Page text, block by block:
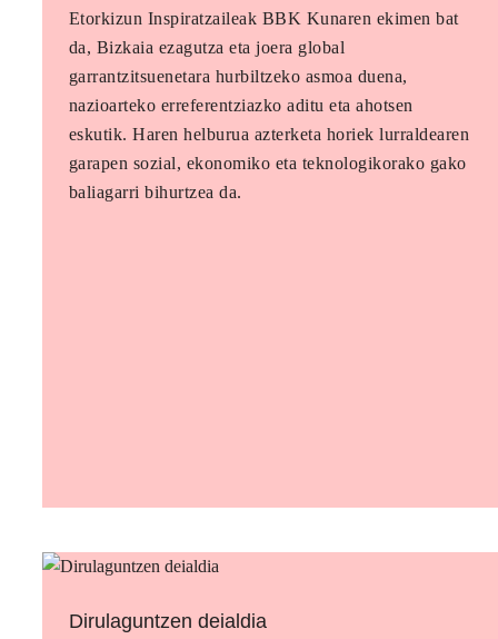
Etorkizun Inspiratzaileak BBK Kunaren ekimen bat
da, Bizkaia ezagutza eta joera global
garrantzitsuenetara hurbiltzeko asmoa duena,
nazioarteko erreferentziazko aditu eta ahotsen
eskutik. Haren helburua azterketa horiek lurraldearen
garapen sozial, ekonomiko eta teknologikorako gako
baliagarri bihurtzea da.
Dirulaguntzen deialdia